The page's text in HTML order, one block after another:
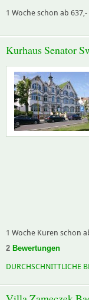
1 Woche schon ab 637,-
Kurhaus Senator
1 Woche Kuren schon
2 Bewertungen
DURCHSCHNITTLICHE